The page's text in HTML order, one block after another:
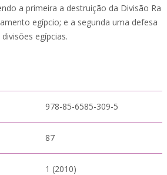
a primeira a destruição da Divisão Ra
egípcio; e a segunda uma defesa
egípcias.
978-85-6585-309-5
87
1 (2010)